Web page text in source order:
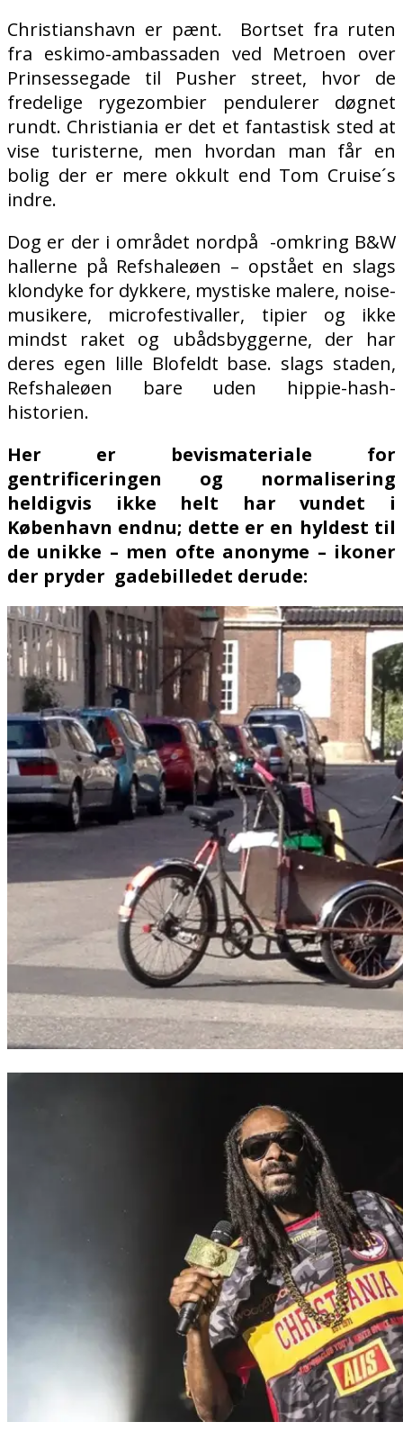
Christianshavn er pænt. Bortset fra ruten
fra eskimo-ambassaden ved Metroen over
Prinsessegade til Pusher street, hvor de
fredelige rygezombier pendulerer døgnet
rundt. Christiania er det et fantastisk sted at
vise turisterne, men hvordan man får en
bolig der er mere okkult end Tom Cruise´s
indre.
Dog er der i området nordpå -omkring B&W
hallerne på Refshaleøen – opstået en slags
klondyke for dykkere, mystiske malere, noise-
musikere, microfestivaller, tipier og ikke
mindst raket og ubådsbyggerne, der har
deres egen lille Blofeldt base. slags staden,
Refshaleøen bare uden hippie-hash-
historien.
Her er bevismateriale for
gentrificeringen og normalisering
heldigvis ikke helt har vundet i
København endnu; dette er en hyldest til
de unikke – men ofte anonyme – ikoner
der pryder gadebilledet derude: